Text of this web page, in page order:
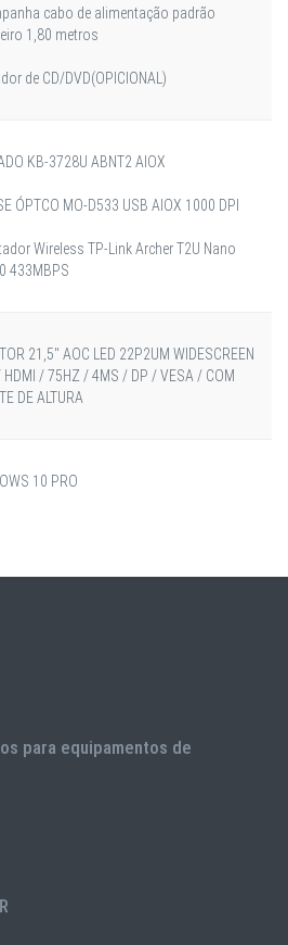
cabo de alimentação padrão
1,80 metros
de CD/DVD(OPICIONAL)
KB-3728U ABNT2 AIOX
ÓPTCO MO-D533 USB AIOX 1000 DPI
Wireless TP-Link Archer T2U Nano
433MBPS
21,5" AOC LED 22P2UM WIDESCREEN
HDMI / 75HZ / 4MS / DP / VESA / COM
DE ALTURA
10 PRO
para equipamentos de